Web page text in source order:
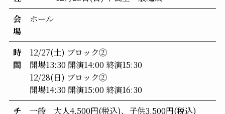
会
場
ホール
時
間
12/27(土) ブロック②
開場13:30 開演14:00 終演15:30
12/28(日) ブロック②
開場14:30 開演15:00 終演16:30
チ
一般 大人4,500円(税込)、子供3,500円(税込)